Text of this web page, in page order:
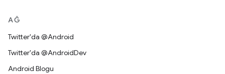
AĞ
Twitter'da @Android
Twitter'da @AndroidDev
Android Blogu